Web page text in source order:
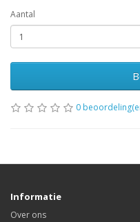
Aantal
0
Informatie
Over ons